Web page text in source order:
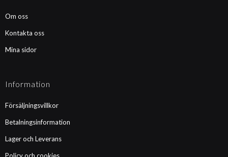
Om oss
Kontakta oss
Mina sidor
Information
Försäljningsvillkor
Betalningsinformation
Lager och Leverans
Policy och cookies